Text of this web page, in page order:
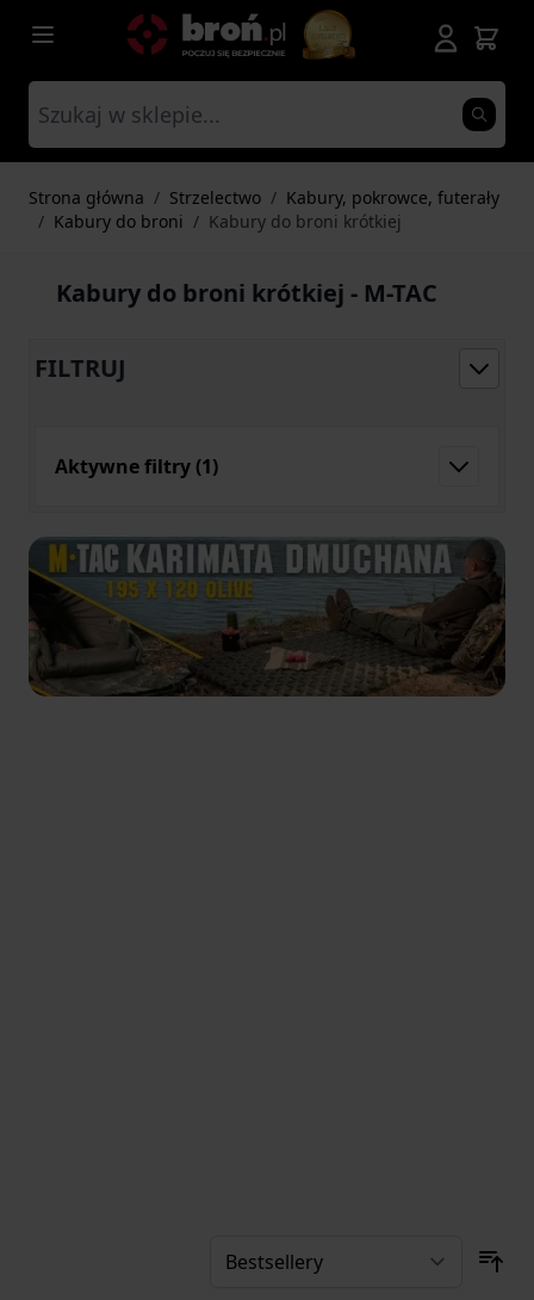
Przejdź do treści
Strona główna / Strzelectwo / Kabury, pokrowce, futerały
/ Kabury do broni / Kabury do broni krótkiej
Kabury do broni krótkiej - M-TAC
FILTRUJ
Aktywne filtry (1)